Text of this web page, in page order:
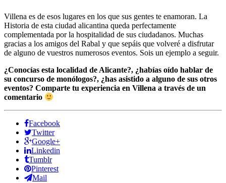
Villena es de esos lugares en los que sus gentes te enamoran. La
Historia de esta ciudad alicantina queda perfectamente
complementada por la hospitalidad de sus ciudadanos. Muchas
gracias a los amigos del Rabal y que sepáis que volveré a disfrutar
de alguno de vuestros numerosos eventos. Sois un ejemplo a seguir.
¿Conocías esta localidad de Alicante?, ¿habías oído hablar de
su concurso de monólogos?, ¿has asistido a alguno de sus otros
eventos? Comparte tu experiencia en Villena a través de un
comentario
Facebook
Twitter
Google+
Linkedin
Tumblr
Pinterest
Mail